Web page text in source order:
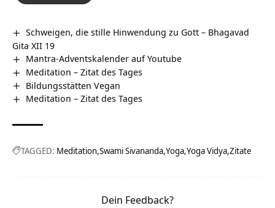
Schweigen, die stille Hinwendung zu Gott – Bhagavad
Gita XII 19
Mantra-Adventskalender auf Youtube
Meditation – Zitat des Tages
Bildungsstätten Vegan
Meditation – Zitat des Tages
TAGGED: Meditation Swami Sivananda Yoga Yoga Vidya Zitate
Dein Feedback?